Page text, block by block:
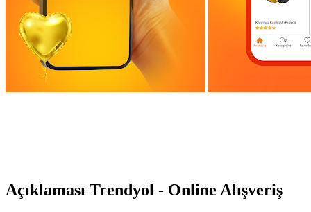
Açıklaması Trendyol - Online Alışveriş